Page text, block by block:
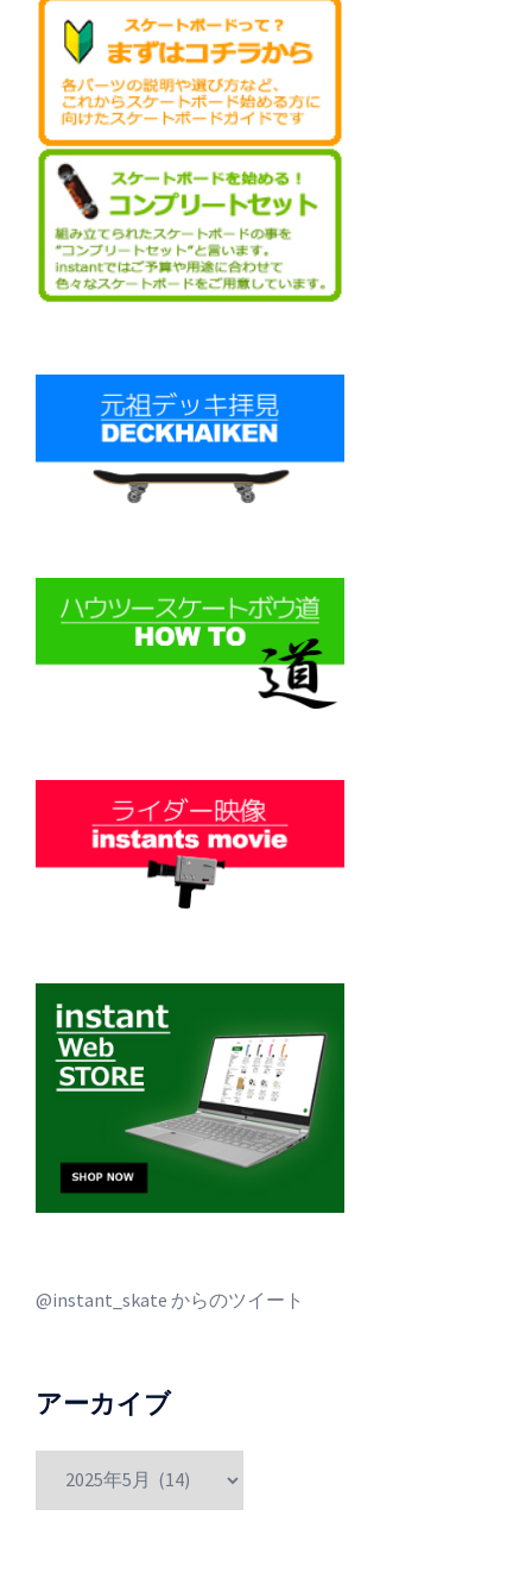
@instant_skate からのツイート
アーカイブ